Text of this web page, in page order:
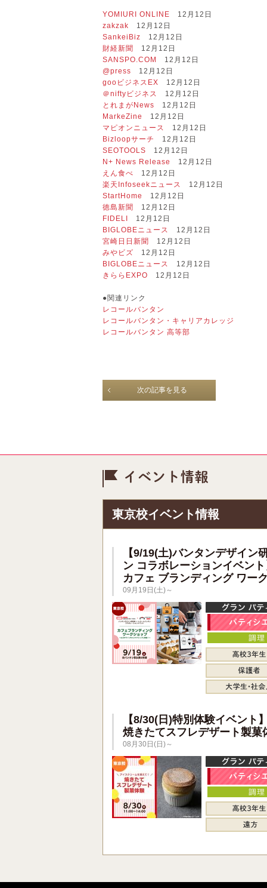
YOMIURI ONLINE 12月12日
zakzak 12月12日
SankeiBiz 12月12日
財経新聞
12月12日
SANSPO.COM
12月12日
@press 12月12日
gooビジネスEX 12月12日
＠niftyビジネス
12月12日
とれまがNews 12月12日
MarkeZine
12月12日
マピオンニュース
12月12日
Bizloopサーチ
12月12日
SEOTOOLS 12月12日
N+ News Release
12月12日
えん食べ 12月12日
楽天Infoseekニュース
12月12日
StartHome
12月12日
徳島新聞
12月12日
FIDELI 12月12日
BIGLOBEニュース
12月12日
宮崎日日新聞
12月12日
みやビズ 12月12日
BIGLOBEニュース
12月12日
きららEXPO 12月12日
●関連リンク
レコールバンタン
レコールバンタン・キャリアカレッジ
レコールバンタン 高等部
次の記事を見る
東京校イベント情報
【9/19(土)バンタンデザイン
ン コラボレーションイベン
カフェ ブランディング ワー
09月19日(土)～
【8/30(日)特別体験イベント
焼きたてスフレデザート製菓
08月30日(日)～